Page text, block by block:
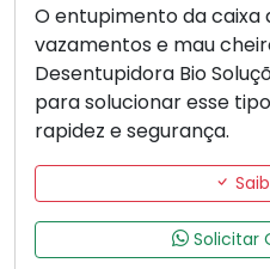
O entupimento da caixa
vazamentos e mau
Desentupidora Bio
para solucionar esse
rapidez e segurança.
Solicitar